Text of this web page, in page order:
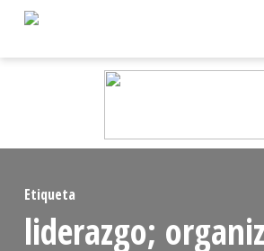
Skip
Etiqueta
liderazgo;